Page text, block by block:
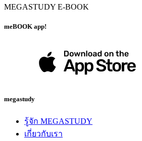
MEGASTUDY E-BOOK
meBOOK app!
megastudy
รู้จัก MEGASTUDY
เกี่ยวกับเรา